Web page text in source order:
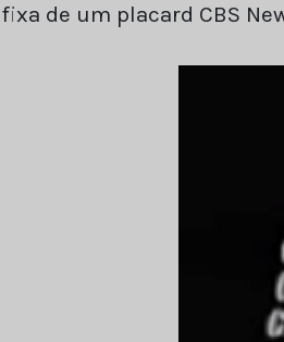
fixa de um placard CBS